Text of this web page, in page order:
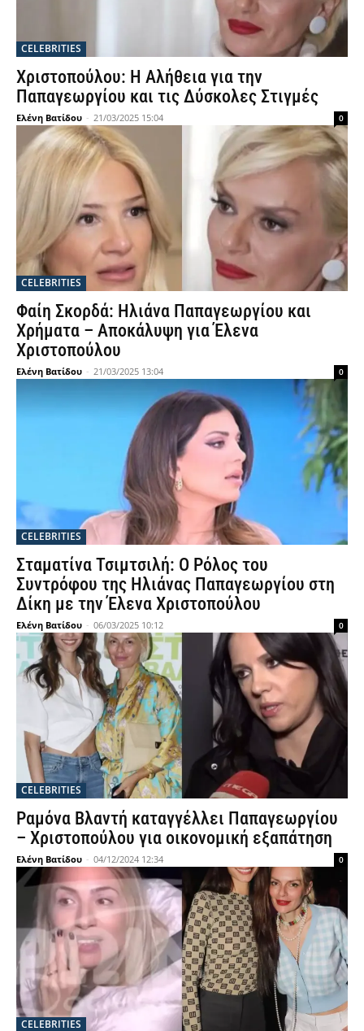
CELEBRITIES
Χριστοπούλου: Η Αλήθεια για την
Παπαγεωργίου και τις Δύσκολες Στιγμές
Ελένη Βατίδου - 21/03/2025 15:04 0
CELEBRITIES
Φαίη Σκορδά: Ηλιάνα Παπαγεωργίου και
Χρήματα – Αποκάλυψη για Έλενα
Χριστοπούλου
Ελένη Βατίδου - 21/03/2025 13:04 0
CELEBRITIES
Σταματίνα Τσιμτσιλή: Ο Ρόλος του
Συντρόφου της Ηλιάνας Παπαγεωργίου στη
Δίκη με την Έλενα Χριστοπούλου
Ελένη Βατίδου - 06/03/2025 10:12 0
CELEBRITIES
Ραμόνα Βλαντή καταγγέλλει Παπαγεωργίου
– Χριστοπούλου για οικονομική εξαπάτηση
Ελένη Βατίδου - 04/12/2024 12:34 0
CELEBRITIES